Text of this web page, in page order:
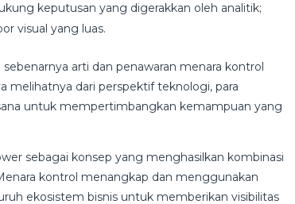
keputusan yang digerakkan oleh analitik;
visual yang luas.
arti dan penawaran menara kontrol
melihatnya dari perspektif teknologi, para
untuk mempertimbangkan kemampuan yang
sebagai konsep yang menghasilkan kombinasi
kontrol menangkap dan menggunakan
ekosistem bisnis untuk memberikan visibilitas